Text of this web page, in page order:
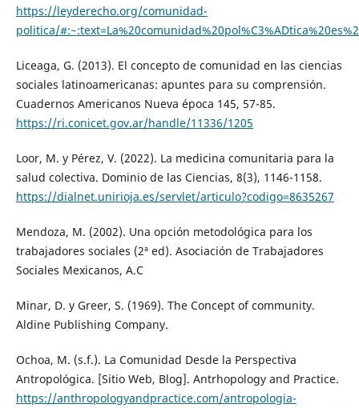
https://leyderecho.org/comunidad-
politica/
Liceaga, G. (2013). El concepto de comunidad en las ciencias
sociales latinoamericanas: apuntes para su comprensión.
Cuadernos Americanos Nueva época 145, 57-85.
https://ri.conicet.gov.ar/handle/11336/1205
Loor, M. y Pérez, V. (2022). La medicina comunitaria para la
salud colectiva. Dominio de las Ciencias, 8(3), 1146-1158.
https://dialnet.unirioja.es/servlet/articulo?codigo=8635267
Mendoza, M. (2002). Una opción metodológica para los
trabajadores sociales (2ª ed). Asociación de Trabajadores
Sociales Mexicanos, A.C
Minar, D. y Greer, S. (1969). The Concept of community.
Aldine Publishing Company.
Ochoa, M. (s.f.). La Comunidad Desde la Perspectiva
Antropológica. [Sitio Web, Blog]. Antrhopology and Practice.
https://anthropologyandpractice.com/antropologia-